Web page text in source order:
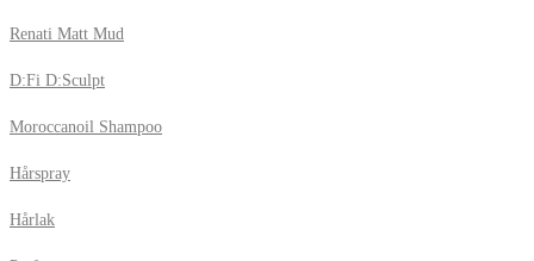
Renati Matt Mud
D:Fi D:Sculpt
Moroccanoil Shampoo
Hårspray
Hårlak